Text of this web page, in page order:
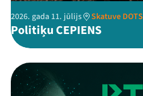
2026. gada 11. jūlijs Skatuve DOTS
Politiķu CEPIENS